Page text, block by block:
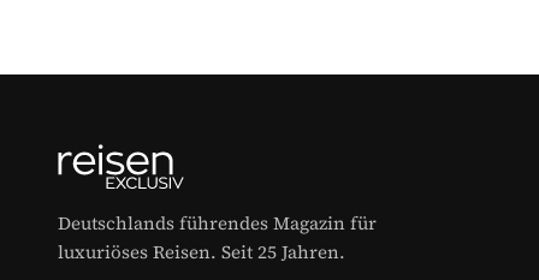
Deutschlands führendes Magazin für
luxuriöses Reisen. Seit 25 Jahren.